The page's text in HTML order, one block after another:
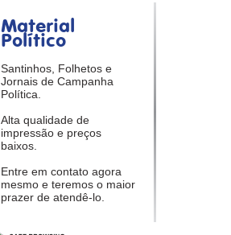
Material
Político
Santinhos, Folhetos e
Jornais de Campanha
Política.
Alta qualidade de
impressão e preços
baixos.
Entre em contato agora
mesmo e teremos o maior
prazer de atendê-lo.